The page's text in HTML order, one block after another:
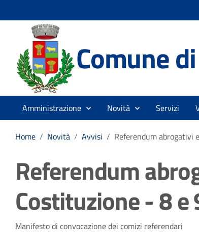
Comune
Amministrazione Novità Servizi
Home / Novità / Avvisi / Referendum abrogativi
Referendum
Costituzione - 8
Dettagli della notizia
Manifesto di convocazione dei comizi referendari